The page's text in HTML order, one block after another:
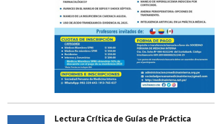
Lectura Crítica de Guías de Práctica